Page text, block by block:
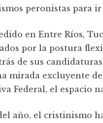
peronistas para
en Entre Ríos,
por la postura
de sus
mirada excluyente
Federal, el espacio
año, el cristinismo